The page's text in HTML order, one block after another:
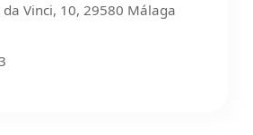
da Vinci, 10, 29580 Málaga